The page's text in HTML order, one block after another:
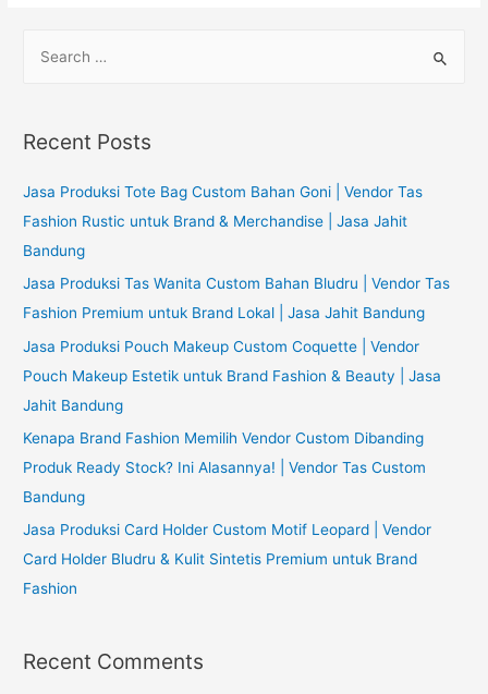
r
h
f
o
:
Recent Posts
Jasa Produksi Tote Bag Custom Bahan Goni | Vendor Tas
Fashion Rustic untuk Brand & Merchandise | Jasa Jahit
Bandung
Jasa Produksi Tas Wanita Custom Bahan Bludru | Vendor Tas
Fashion Premium untuk Brand Lokal | Jasa Jahit Bandung
Jasa Produksi Pouch Makeup Custom Coquette | Vendor
Pouch Makeup Estetik untuk Brand Fashion & Beauty | Jasa
Jahit Bandung
Kenapa Brand Fashion Memilih Vendor Custom Dibanding
Produk Ready Stock? Ini Alasannya! | Vendor Tas Custom
Bandung
Jasa Produksi Card Holder Custom Motif Leopard | Vendor
Card Holder Bludru & Kulit Sintetis Premium untuk Brand
Fashion
Recent Comments